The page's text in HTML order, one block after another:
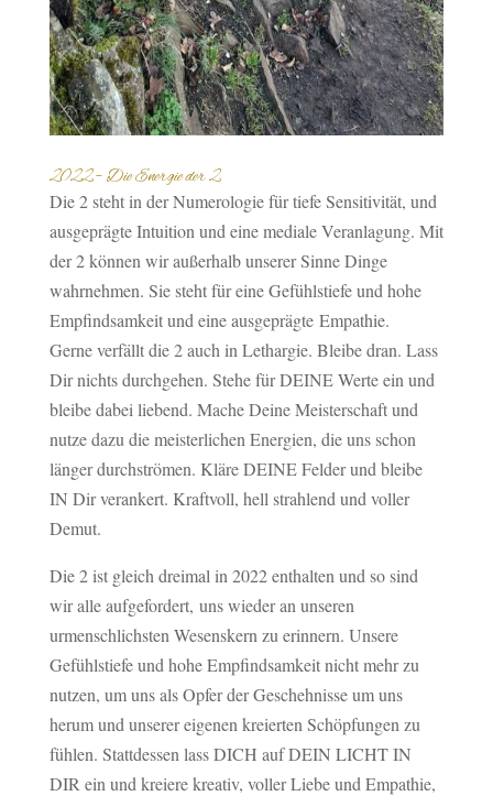
2022 – Die Energie der 2
Die 2 steht in der Numerologie für tiefe Sensitivität, und
ausgeprägte Intuition und eine mediale Veranlagung. Mit
der 2 können wir außerhalb unserer Sinne Dinge
wahrnehmen. Sie steht für eine Gefühlstiefe und hohe
Empfindsamkeit und eine ausgeprägte Empathie.
Gerne verfällt die 2 auch in Lethargie. Bleibe dran. Lass
Dir nichts durchgehen. Stehe für DEINE Werte ein und
bleibe dabei liebend. Mache Deine Meisterschaft und
nutze dazu die meisterlichen Energien, die uns schon
länger durchströmen. Kläre DEINE Felder und bleibe
IN Dir verankert. Kraftvoll, hell strahlend und voller
Demut.
Die 2 ist gleich dreimal in 2022 enthalten und so sind
wir alle aufgefordert, uns wieder an unseren
urmenschlichsten Wesenskern zu erinnern. Unsere
Gefühlstiefe und hohe Empfindsamkeit nicht mehr zu
nutzen, um uns als Opfer der Geschehnisse um uns
herum und unserer eigenen kreierten Schöpfungen zu
fühlen. Stattdessen lass DICH auf DEIN LICHT IN
DIR ein und kreiere kreativ, voller Liebe und Empathie,